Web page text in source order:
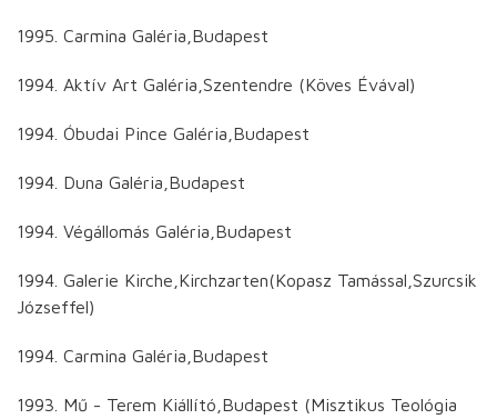
1995. Carmina Galéria,Budapest
1994. Aktív Art Galéria,Szentendre (Köves Évával)
1994. Óbudai Pince Galéria,Budapest
1994. Duna Galéria,Budapest
1994. Végállomás Galéria,Budapest
1994. Galerie Kirche,Kirchzarten(Kopasz Tamással,Szurcsik
Józseffel)
1994. Carmina Galéria,Budapest
1993. Mű - Terem Kiállító,Budapest (Misztikus Teológia